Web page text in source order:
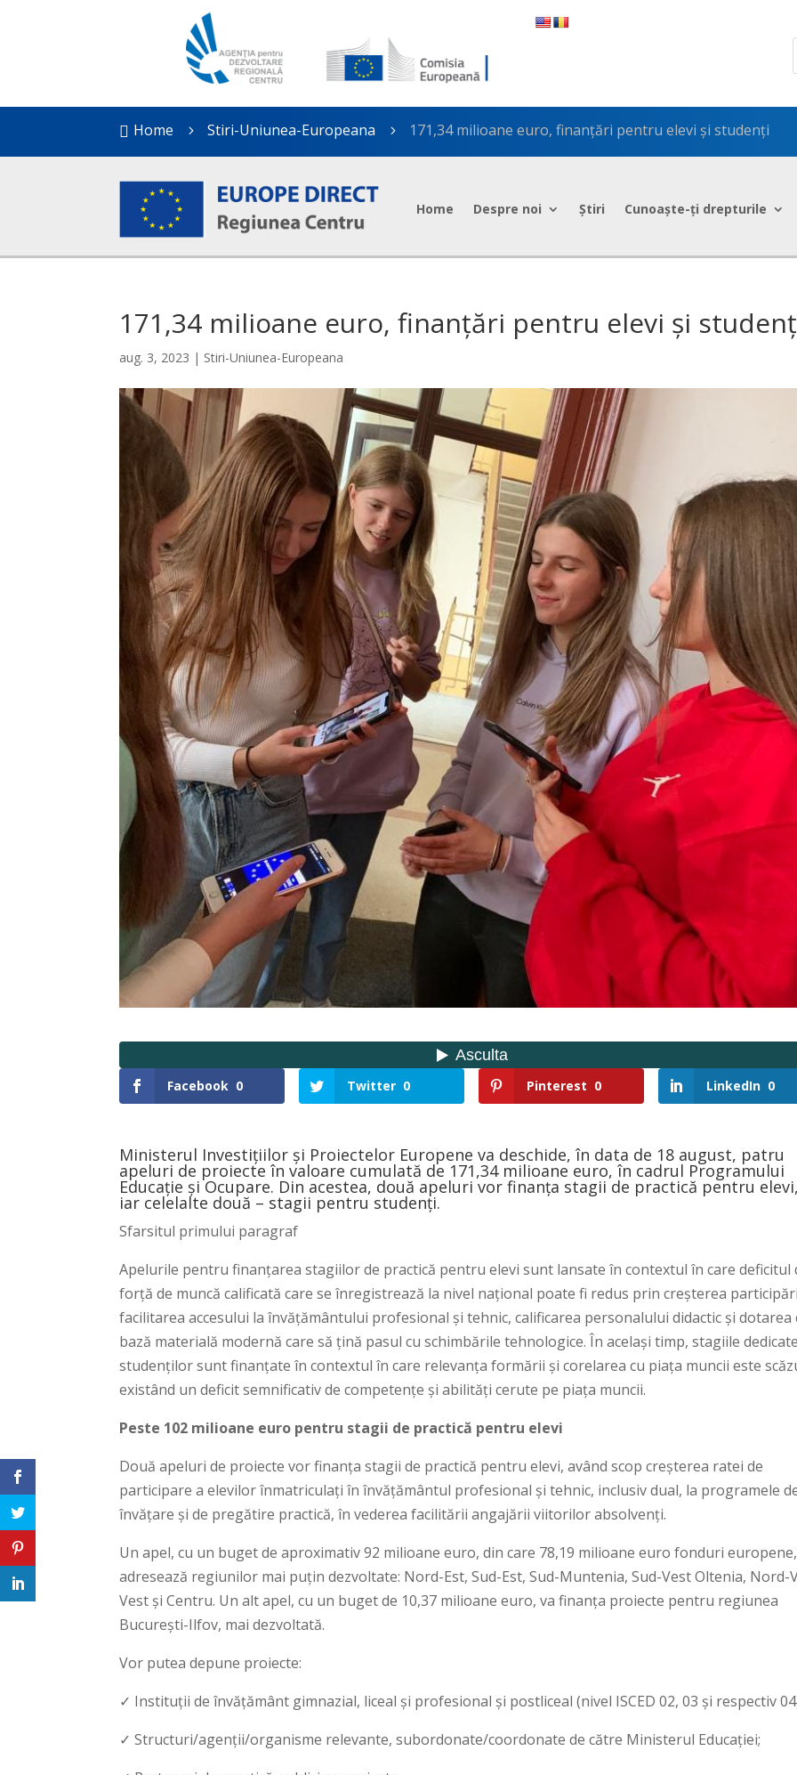
 Home 5 Stiri-Uniunea-Europeana 5 171,34 milioane euro, finanțări pentru elevi și studenți
Home Despre noi Știri Cunoaște-ți drepturile
171,34 milioane euro, finanțări pentru elevi și
aug. 3, 2023 | Stiri-Uniunea-Europeana
Facebook 0 Twitter 0 Pinterest 0 LinkedIn 0
Ministerul Investițiilor și Proiectelor Europene va deschide, în data de 18 august, patru
apeluri de proiecte în valoare cumulată de 171,34 milioane euro, în cadrul Programului
Educație și Ocupare. Din acestea, două apeluri vor finanța stagii de practică pentru elevi,
iar celelalte două – stagii pentru studenți.
Sfarsitul primului paragraf
Apelurile pentru finanțarea stagiilor de practică pentru elevi sunt lansate în contextul în care deficitul
forță de muncă calificată care se înregistrează la nivel național poate fi redus prin creșterea
facilitarea accesului la învățământului profesional și tehnic, calificarea personalului didactic și dotarea
bază materială modernă care să țină pasul cu schimbările tehnologice. În același timp, stagiile dedicate
studenților sunt finanțate în contextul în care relevanța formării și corelarea cu piața muncii este
existând un deficit semnificativ de competențe și abilități cerute pe piața muncii.
Peste 102 milioane euro pentru stagii de practică pentru elevi
Două apeluri de proiecte vor finanța stagii de practică pentru elevi, având scop creșterea ratei de
participare a elevilor înmatriculați în învățământul profesional și tehnic, inclusiv dual, la programele
învățare și de pregătire practică, în vederea facilitării angajării viitorilor absolvenți.
Un apel, cu un buget de aproximativ 92 milioane euro, din care 78,19 milioane euro fonduri
adresează regiunilor mai puțin dezvoltate: Nord-Est, Sud-Est, Sud-Muntenia, Sud-Vest Oltenia, Nord-
Vest și Centru. Un alt apel, cu un buget de 10,37 milioane euro, va finanța proiecte pentru regiunea
București-Ilfov, mai dezvoltată.
Vor putea depune proiecte:
✓ Instituții de învățământ gimnazial, liceal și profesional și postliceal (nivel ISCED 02, 03 și respectiv
✓ Structuri/agenții/organisme relevante, subordonate/coordonate de către Ministerul Educației;